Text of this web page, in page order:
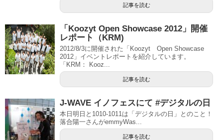
記事を読む
「Koozyt Open Showcase 2012」開催
レポート（KRM)
2012/8/3に開催された「Koozyt Open Showcase
2012」イベントレポートを紹介しています。
「KRM： Kooz...
記事を読む
J-WAVE イノフェスにて #デジタルの日
本日明日と1010-1011は「デジタルの日」とのこと！
落合陽一さんがemmyWas...
記事を読む